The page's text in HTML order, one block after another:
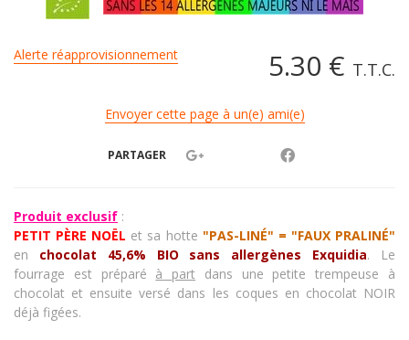
5.30 € T.T.C.
Alerte réapprovisionnement
Envoyer cette page à un(e) ami(e)
PARTAGER
Produit exclusif :
PETIT PÈRE NOËL et sa hotte "PAS-LINÉ" = "FAUX PRALINÉ"
en chocolat 45,6% BIO sans allergènes Exquidia. Le
fourrage est préparé à part dans une petite trempeuse à
chocolat et ensuite versé dans les coques en chocolat NOIR
déjà figées.